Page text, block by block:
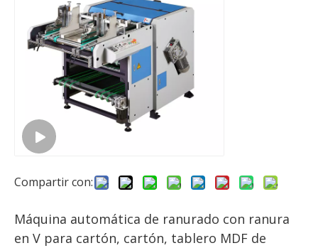
Compartir con:
Máquina automática de ranurado con ranura
en V para cartón, cartón, tablero MDF de